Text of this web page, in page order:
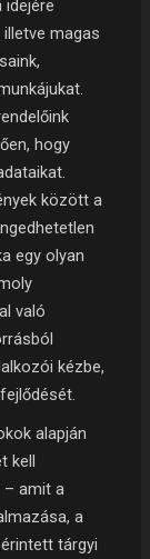
idejére
magas
hogy
között a
egy olyan
való
kézbe,
alapján
kell
– amit a
a
tárgyi